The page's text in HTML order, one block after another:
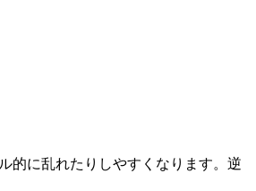
的に乱れたりしやすくなります。逆